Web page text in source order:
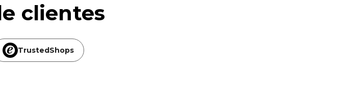
clientes
TrustedShops